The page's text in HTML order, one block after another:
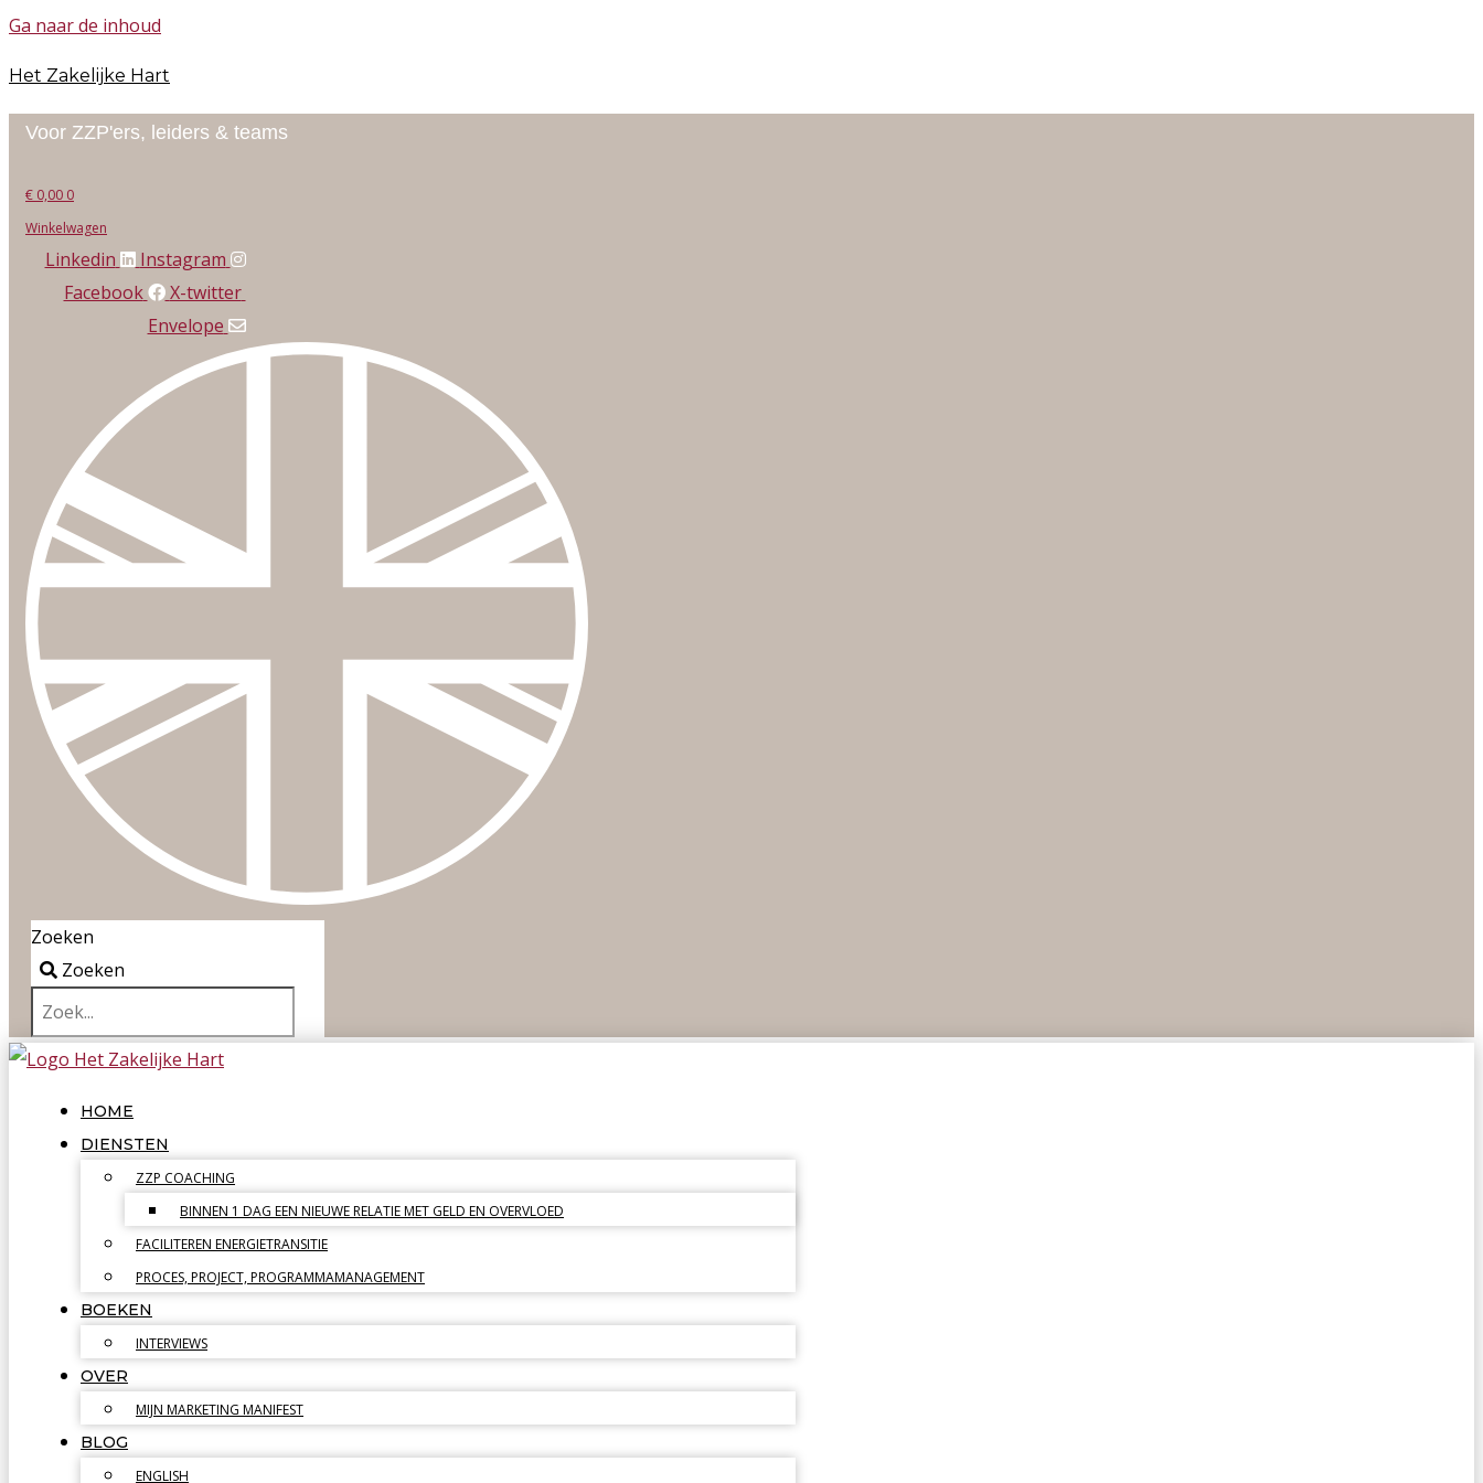
Ga naar de inhoud
Het Zakelijke Hart
Voor ZZP'ers, leiders & teams
€ 0,00 0
Winkelwagen
Linkedin
Instagram
Facebook
X-twitter
Envelope
Zoeken
Zoeken
HOME
DIENSTEN
ZZP COACHING
BINNEN 1 DAG EEN NIEUWE RELATIE MET GELD EN OVERVLOED
FACILITEREN ENERGIETRANSITIE
PROCES, PROJECT, PROGRAMMAMANAGEMENT
BOEKEN
INTERVIEWS
OVER
MIJN MARKETING MANIFEST
BLOG
ENGLISH